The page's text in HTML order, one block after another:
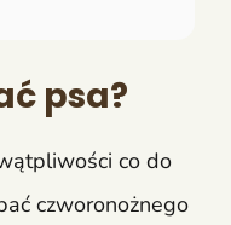
psa?
co do
czworonożnego